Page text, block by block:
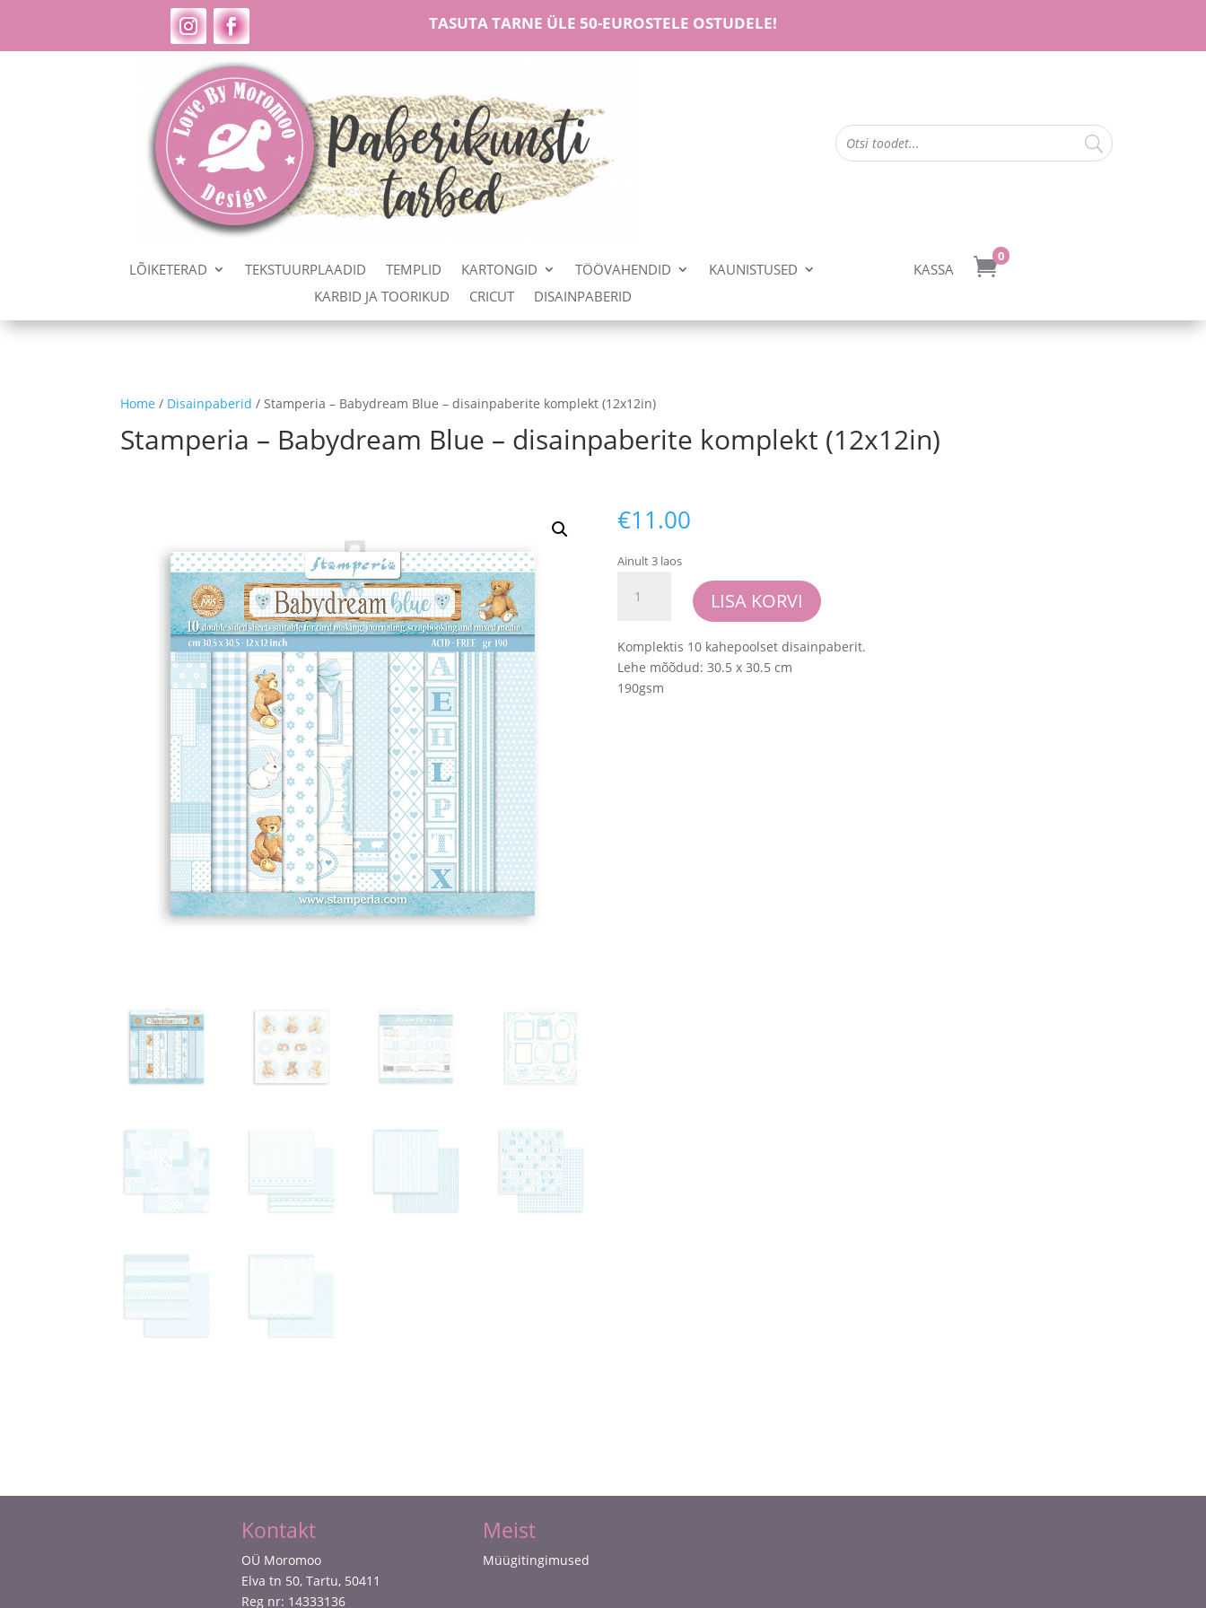
TASUTA TARNE ÜLE 50-EUROSTELE OSTUDELE!
LÕIKETERAD TEKSTUURPLAADID TEMPLID KARTONGID TÖÖVAHENDID
KAUNISTUSED
KARBID JA TOORIKUD
CRICUT DISAINPABERID
KASSA 0
Home / Disainpaberid / Stamperia – Babydream Blue – disainpaberite komplekt (12x12in)
Stamperia – Babydream Blue – disainpaberite komplekt (12x12in)
€11.00
Ainult 3 laos
Blue
-
disainpaberite
LISA KORVI
Komplektis 10 kahepoolset disainpaberit.
Lehe mõõdud: 30.5 x 30.5 cm
190gsm
Kontakt
OÜ Moromoo
Elva tn 50, Tartu, 50411
Reg nr: 14333136
Meist
Müügitingimused